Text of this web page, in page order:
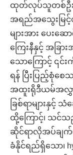
ထုတ်လုပ်သူတစ်ဦး
အရည်အသွေးမြ
များအား ပေး
ကြေးနီနှင့် အခြာ
သောကြောင့် ၎င်
ရန် ပြီးပြည့်စုံစ
အထူးရိုဒီယမ်အလွှာ
ခြစ်ရာများနှင့်
ထို့ကြောင့်၊ သင်
ဆိုင်ရာလိုအပ်ချက်
ခံနိုင်ရည်ရှိသော၊